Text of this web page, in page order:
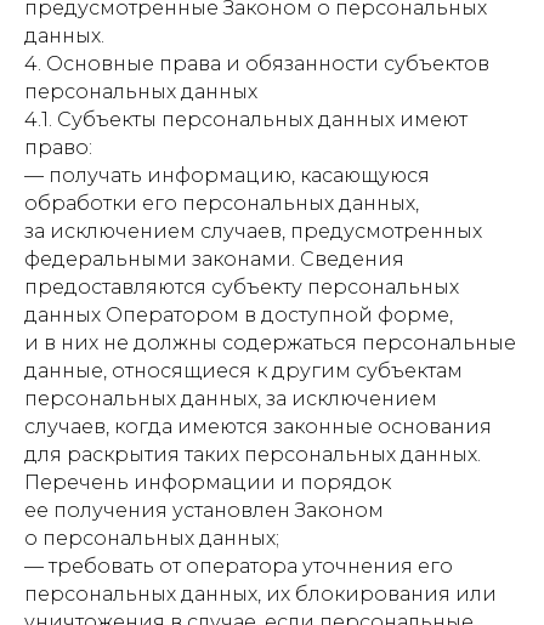
предусмотренные Законом о персональных
данных.
4. Основные права и обязанности субъектов
персональных данных
4.1. Субъекты персональных данных имеют
право:
— получать информацию, касающуюся
обработки его персональных данных,
за исключением случаев, предусмотренных
федеральными законами. Сведения
предоставляются субъекту персональных
данных Оператором в доступной форме,
и в них не должны содержаться персональные
данные, относящиеся к другим субъектам
персональных данных, за исключением
случаев, когда имеются законные основания
для раскрытия таких персональных данных.
Перечень информации и порядок
ее получения установлен Законом
о персональных данных;
— требовать от оператора уточнения его
персональных данных, их блокирования или